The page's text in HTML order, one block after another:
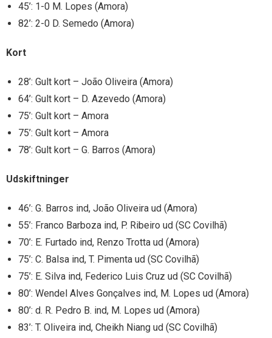
45’: 1-0 M. Lopes (Amora)
82’: 2-0 D. Semedo (Amora)
Kort
28’: Gult kort – João Oliveira (Amora)
64’: Gult kort – D. Azevedo (Amora)
75’: Gult kort – Amora
75’: Gult kort – Amora
78’: Gult kort – G. Barros (Amora)
Udskiftninger
46’: G. Barros ind, João Oliveira ud (Amora)
55’: Franco Barboza ind, P. Ribeiro ud (SC Covilhã)
70’: E. Furtado ind, Renzo Trotta ud (Amora)
75’: C. Balsa ind, T. Pimenta ud (SC Covilhã)
75’: E. Silva ind, Federico Luis Cruz ud (SC Covilhã)
80’: Wendel Alves Gonçalves ind, M. Lopes ud (Amora)
80’: d. R. Pedro B. ind, M. Lopes ud (Amora)
83’: T. Oliveira ind, Cheikh Niang ud (SC Covilhã)